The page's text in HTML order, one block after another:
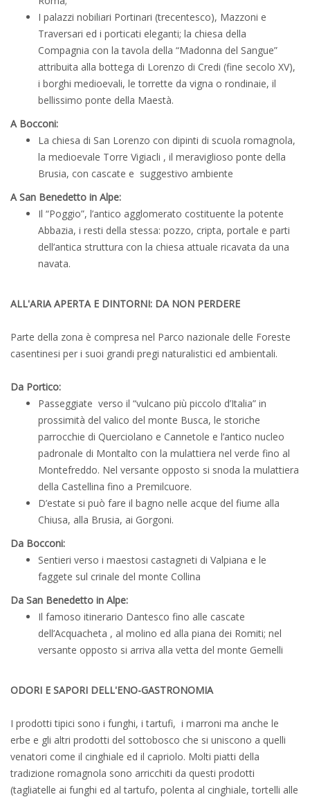
I palazzi nobiliari Portinari (trecentesco), Mazzoni e
Traversari ed i porticati eleganti; la chiesa della
Compagnia con la tavola della “Madonna del Sangue”
attribuita alla bottega di Lorenzo di Credi (fine secolo XV),
i borghi medioevali, le torrette da vigna o rondinaie, il
bellissimo ponte della Maestà.
A Bocconi:
La chiesa di San Lorenzo con dipinti di scuola romagnola,
la medioevale Torre Vigiacli , il meraviglioso ponte della
Brusia, con cascate e suggestivo ambiente
A San Benedetto in Alpe:
Il “Poggio”, l’antico agglomerato costituente la potente
Abbazia, i resti della stessa: pozzo, cripta, portale e parti
dell’antica struttura con la chiesa attuale ricavata da una
navata.
ALL'ARIA APERTA E DINTORNI: DA NON PERDERE
Parte della zona è compresa nel Parco nazionale delle Foreste
casentinesi per i suoi grandi pregi naturalistici ed ambientali.
Da Portico:
Passeggiate verso il “vulcano più piccolo d’Italia” in
prossimità del valico del monte Busca, le storiche
parrocchie di Querciolano e Cannetole e l’antico nucleo
padronale di Montalto con la mulattiera nel verde fino al
Montefreddo. Nel versante opposto si snoda la mulattiera
della Castellina fino a Premilcuore.
D’estate si può fare il bagno nelle acque del fiume alla
Chiusa, alla Brusia, ai Gorgoni.
Da Bocconi:
Sentieri verso i maestosi castagneti di Valpiana e le
faggete sul crinale del monte Collina
Da San Benedetto in Alpe:
Il famoso itinerario Dantesco fino alle cascate
dell’Acquacheta , al molino ed alla piana dei Romiti; nel
versante opposto si arriva alla vetta del monte Gemelli
ODORI E SAPORI DELL'ENO-GASTRONOMIA
I prodotti tipici sono i funghi, i tartufi, i marroni ma anche le
erbe e gli altri prodotti del sottobosco che si uniscono a quelli
venatori come il cinghiale ed il capriolo. Molti piatti della
tradizione romagnola sono arricchiti da questi prodotti
(tagliatelle ai funghi ed al tartufo, polenta al cinghiale, tortelli alle